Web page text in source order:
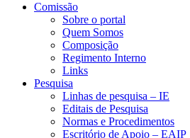
Comissão
Sobre o portal
Quem Somos
Composição
Regimento Interno
Links
Pesquisa
Linhas de pesquisa – IE
Editais de Pesquisa
Normas e Procedimentos
Escritório de Apoio – EAIP